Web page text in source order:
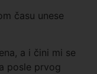
času unese
a i čini mi se
posle prvog